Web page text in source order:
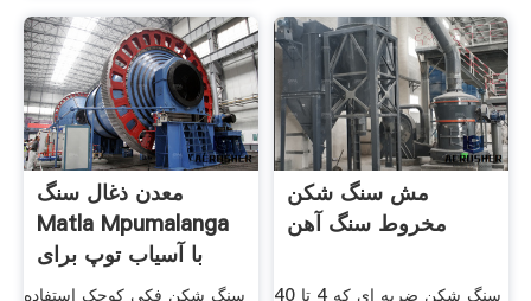
معدن ذغال سنگ
Matla Mpumalanga
با آسیاب توپ برای
فروش توپ
سنگ شکن فکی کوچک استفاده
مش سنگ شکن
مخروط سنگ آهن
سنگ شکن ضربه ای که 4 تا 40